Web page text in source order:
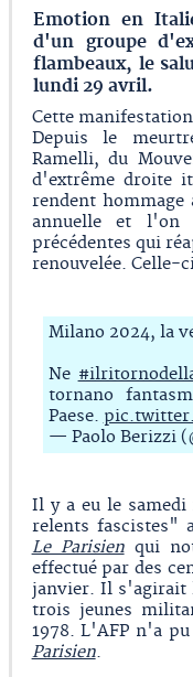
Emotion en
d'un groupe
flambeaux, le
lundi 29 avril.
Cette
Depuis le
Ramelli, du
d'extrême droite
rendent
annuelle et l'on
précédentes qui
renouvelée. Celle-
Milano 2024, la
Ne
tornano
Paese.
— Paolo Berizzi
Il y a eu le
relents fascistes"
Le Parisienqui
effectué par des
janvier. Il s'agirait
trois jeunes
1978. L'AFP n'a
Parisien.